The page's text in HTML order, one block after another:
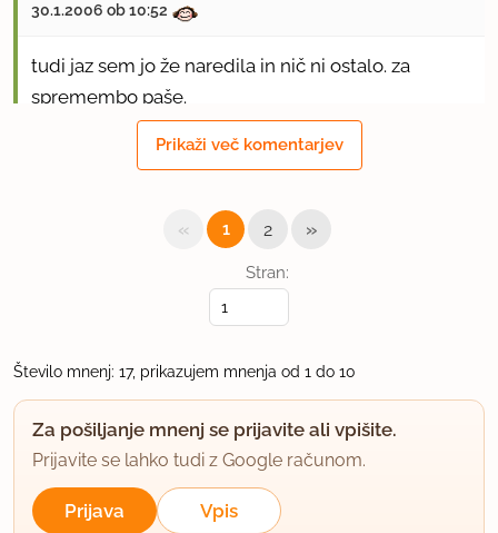
30.1.2006 ob 10:52
tudi jaz sem jo že naredila in nič ni ostalo. za
spremembo paše.
Tudi jaz jo odkar sem jo pred dobrim mesecom
nora in na cvetaco in na sir. Juhica pa se posebej
pase v teh mrzlih dneh...
Sem se pa odlocila, da bom prihodnjic namesto
Prikaži več komentarjev
Stran:
« 1 2 »
Število mnenj: 17, prikazujem mnenja od 1 do 10
Za pošiljanje mnenj se prijavite ali vpišite.
Prijavite se lahko tudi z Google računom.
Prijava Vpis